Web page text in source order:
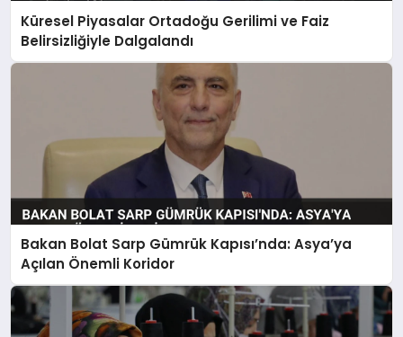
Küresel Piyasalar Ortadoğu Gerilimi ve Faiz
Belirsizliğiyle Dalgalandı
Bakan Bolat Sarp Gümrük Kapısı’nda: Asya’ya
Açılan Önemli Koridor